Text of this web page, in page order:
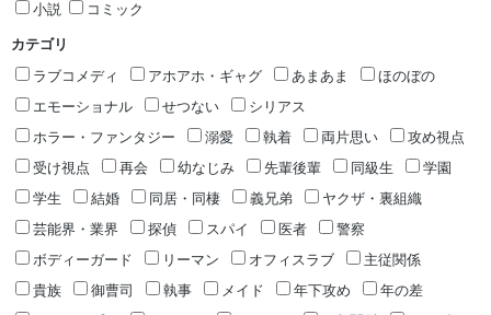
小説
コミック
カテゴリ
ラブコメディ
アホアホ・ギャグ あまあま
ほのぼの
エモーショナル
せつない
シリアス
ホラー・ファンタジー
溺愛 執着 両片思い
攻め視点
受け視点
再会 幼なじみ 先輩後輩 同級生
学園
学生
結婚 同居・同棲 義兄弟
ヤクザ・裏組織
芸能界・業界
探偵 スパイ 医者
警察
ボディーガード
リーマン オフィスラブ
主従関係
貴族
御曹司 執事 メイド 年下攻め
年の差